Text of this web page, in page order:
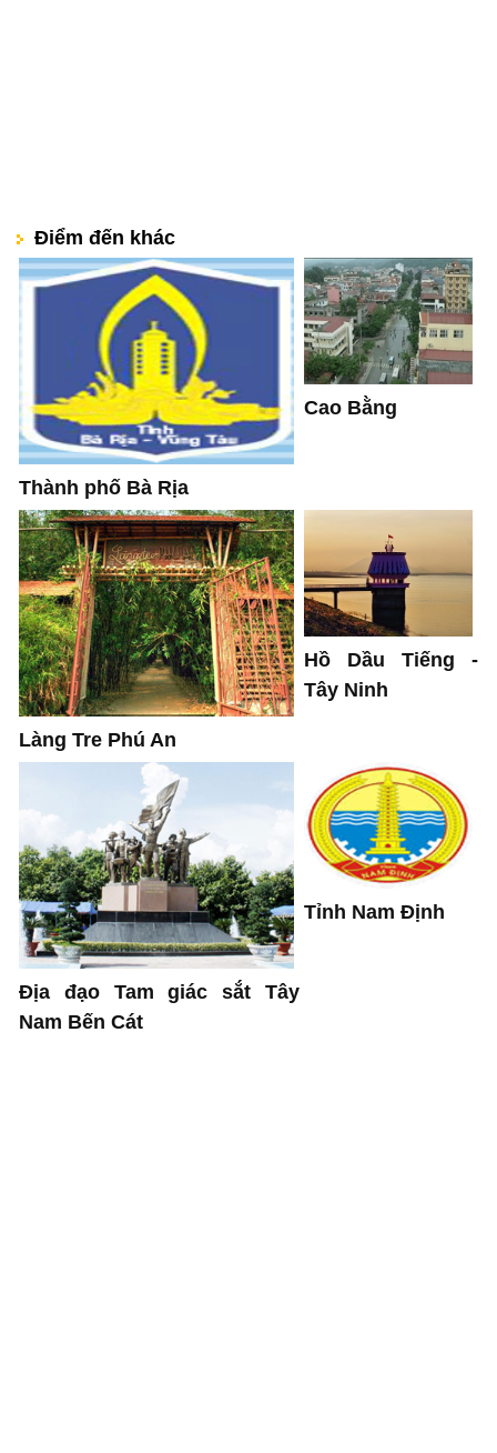
Điểm đến khác
Thành phố Bà Rịa
Cao Bằng
Làng Tre Phú An
Hồ Dầu Tiếng -
Tây Ninh
Địa đạo Tam giác sắt Tây
Nam Bến Cát
Tỉnh Nam Định